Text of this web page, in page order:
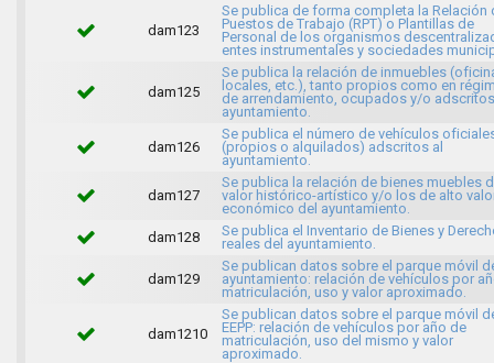
dam123
Se publica de forma completa la Relación
Puestos de Trabajo (RPT) o Plantillas de
Personal de los organismos
entes instrumentales y sociedades
dam125
Se publica la relación de inmuebles
locales, etc.), tanto propios como en
de arrendamiento, ocupados y/o
ayuntamiento.
dam126
Se publica el número de vehículos
(propios o alquilados) adscritos al
ayuntamiento.
dam127
Se publica la relación de bienes muebles
valor histórico-artístico y/o los de alto
económico del ayuntamiento.
dam128
Se publica el Inventario de Bienes y
reales del ayuntamiento.
dam129
Se publican datos sobre el parque móvil
ayuntamiento: relación de vehículos por
matriculación, uso y valor aproximado.
dam1210
Se publican datos sobre el parque móvil
EEPP: relación de vehículos por año de
matriculación, uso del mismo y valor
aproximado.